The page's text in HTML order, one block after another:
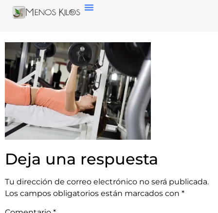
Deja una respuesta
Tu dirección de correo electrónico no será publicada.
Los campos obligatorios están marcados con *